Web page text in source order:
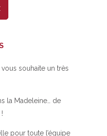
souhaite un très
la Madeleine… de
pour toute l’équipe